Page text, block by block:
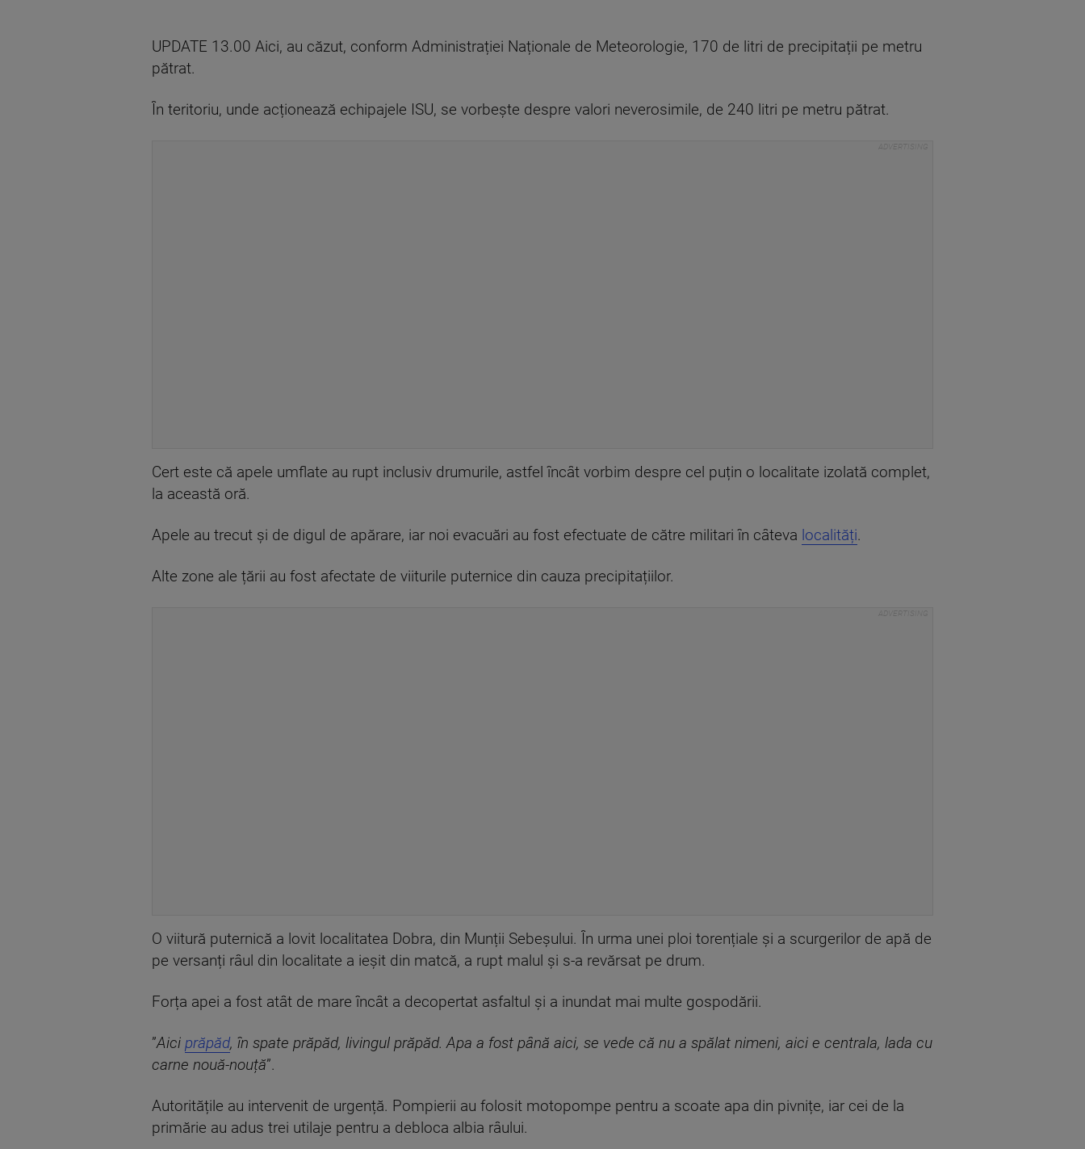
UPDATE 13.00 Aici, au căzut, conform Administrației Naționale de Meteorologie, 170 de litri de precipitații pe metru
pătrat.
În teritoriu, unde acționează echipajele ISU, se vorbește despre valori neverosimile, de 240 litri pe metru pătrat.
Cert este că apele umflate au rupt inclusiv drumurile, astfel încât vorbim despre cel puțin o localitate izolată complet,
la această oră.
Apele au trecut și de digul de apărare, iar noi evacuări au fost efectuate de către militari în câteva localități.
Alte zone ale țării au fost afectate de viiturile puternice din cauza precipitațiilor.
O viitură puternică a lovit localitatea Dobra, din Munții Sebeșului. În urma unei ploi torențiale și a scurgerilor de apă de
pe versanți râul din localitate a ieșit din matcă, a rupt malul și s-a revărsat pe drum.
Forța apei a fost atât de mare încât a decopertat asfaltul și a inundat mai multe gospodării.
”Aici prăpăd, în spate prăpăd, livingul prăpăd. Apa a fost până aici, se vede că nu a spălat nimeni, aici e centrala, lada cu
carne nouă-nouță”.
Autoritățile au intervenit de urgență. Pompierii au folosit motopompe pentru a scoate apa din pivnițe, iar cei de la
primărie au adus trei utilaje pentru a debloca albia râului.